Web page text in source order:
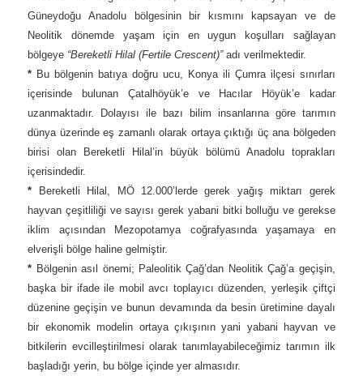
Güneydoğu Anadolu bölgesinin bir kısmını kapsayan ve de
Neolitik dönemde yaşam için en uygun koşulları sağlayan
bölgeye “Bereketli Hilal (Fertile Crescent)”adı verilmektedir.
* Bu bölgenin batıya doğru ucu, Konya ili Çumra ilçesi sınırları
içerisinde bulunan Çatalhöyük’e ve Hacılar Höyük’e kadar
uzanmaktadır. Dolayısı ile bazı bilim insanlarına göre tarımın
dünya üzerinde eş zamanlı olarak ortaya çıktığı üç ana bölgeden
birisi olan Bereketli Hilal’in büyük bölümü Anadolu toprakları
içerisindedir.
*
Bereketli Hilal, MÖ 12.000’lerde gerek yağış miktarı gerek
hayvan çeşitliliği ve sayısı gerek yabani bitki bolluğu ve gerekse
iklim açısından Mezopotamya coğrafyasında yaşamaya en
elverişli bölge haline gelmiştir.
* Bölgenin asıl önemi; Paleolitik Çağ’dan Neolitik Çağ’a geçişin,
başka bir ifade ile mobil avcı toplayıcı düzenden, yerleşik çiftçi
düzenine geçişin ve bunun devamında da besin üretimine dayalı
bir ekonomik modelin ortaya çıkışının yani yabani hayvan ve
bitkilerin evcilleştirilmesi olarak tanımlayabileceğimiz tarımın ilk
başladığı yerin, bu bölge içinde yer almasıdır.